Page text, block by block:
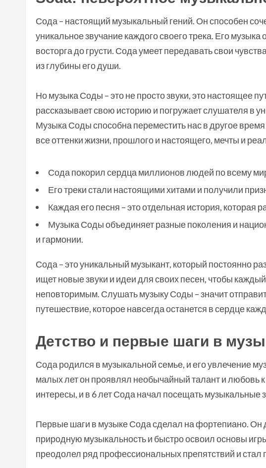
Сода – настоящий музыкальный гений. Он способен
уникальное звучание каждого своего трека. Его музыка
восторга до грусти. Сода умеет передавать свои
из глубины его души.
Но музыка Соды – это не просто звуки, это настоящее
рассказывает свою историю и погружает слушателя в
Музыка Соды способна переместить нас в другое
все оттенки жизни, прошлого и настоящего, мечты и
Сода покорил сердца миллионов людей по всему
Его треки стали настоящими хитами и получили
Каждая его песня – это отдельная история, которая
Музыка Соды объединяет разные поколения и
и гармонии.
Сода – это уникальный музыкант, который постоянно
ищет новые звуки и идеи для своих песен, чтобы
неповторимым. Слушать музыку Соды – значит
путешествие, которое навсегда останется в сердце
Детство и первые шаги в
Сода родился в музыкальной семье, и его увлечение
малых лет он проявлял необычайный талант и любовь
интересы, и в 6 лет Сода начал посещать музыкальные
Первые шаги в музыке Сода сделал на фортепиано.
природную музыкальность и быстро освоил основы
преодолел ряд профессиональных препятствий и